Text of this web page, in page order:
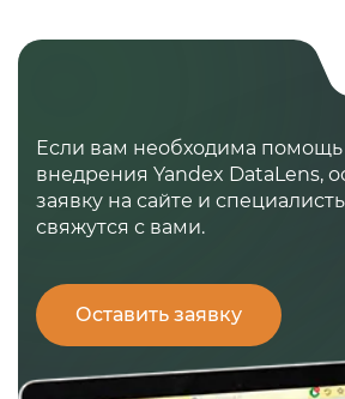
Если вам необходима помощь
внедрения Yandex DataLens,
заявку на сайте и
свяжутся с вами.
Оставить заявку